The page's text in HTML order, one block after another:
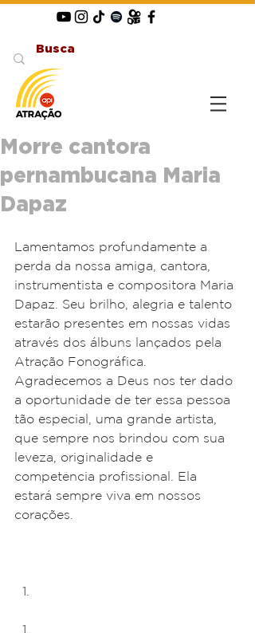
Morre cantora
pernambucana Maria
Dapaz
Lamentamos profundamente a
perda da nossa amiga, cantora,
instrumentista e compositora Maria
Dapaz. Seu brilho, alegria e talento
estarão presentes em nossas vidas
através dos álbuns lançados pela
Atração Fonográfica.
Agradecemos a Deus nos ter dado
a oportunidade de ter essa pessoa
tão especial, uma grande artista,
que sempre nos brindou com sua
leveza, originalidade e
competência profissional. Ela
estará sempre viva em nossos
corações.